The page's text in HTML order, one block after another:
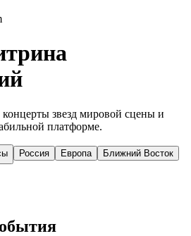
звезд мировой сцены и
платформе.
Россия Европа
Ближний Восток